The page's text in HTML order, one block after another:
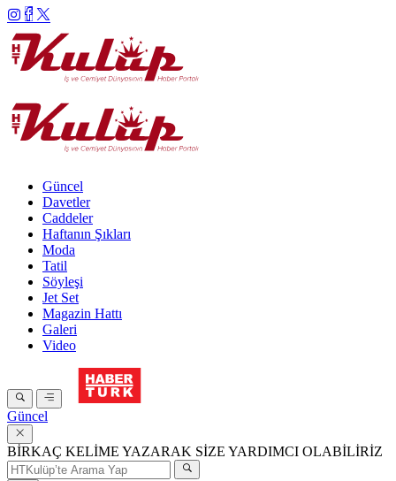
Güncel
Davetler
Caddeler
Haftanın Şıkları
Moda
Tatil
Söyleşi
Jet Set
Magazin Hattı
Galeri
Video
Güncel
BİRKAÇ KELİME YAZARAK SİZE YARDIMCI OLABİLİRİZ